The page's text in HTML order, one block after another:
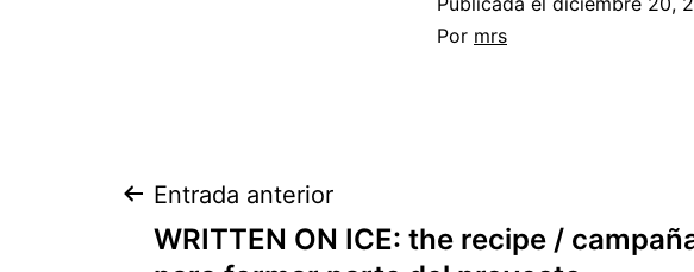
Por mrs
Entrada anterior
WRITTEN ON ICE: the recipe /